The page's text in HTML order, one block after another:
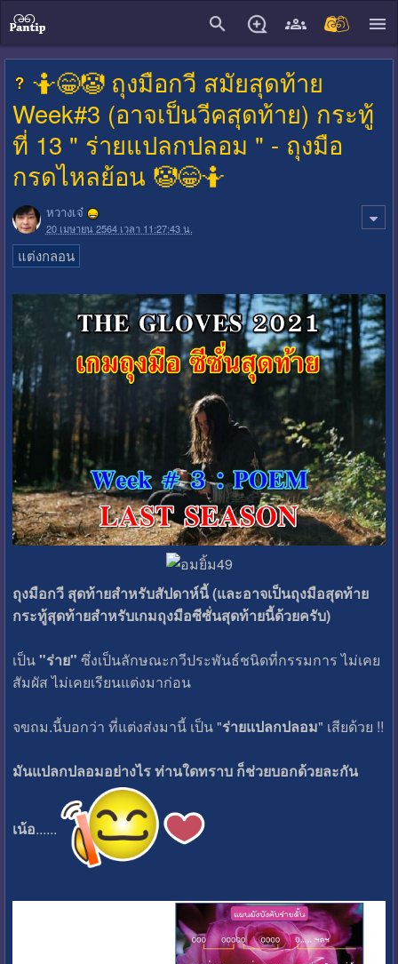
🤷😁🤡 ถุงมือกวี สมัยสุดท้าย
Week#3 (อาจเป็นวีคสุดท้าย) กระทู้
ที่ 13 " ร่ายแปลกปลอม " - ถุงมือ
กรดไหลย้อน 🤡😁🤷
หวางเจ๋
20 เมษายน 2564 เวลา 11:27:43 น.
แต่งกลอน
ถุงมือกวี สุดท้ายสำหรับสัปดาห์นี้ (และอาจเป็นถุงมือสุดท้าย
กระทู้สุดท้ายสำหรับเกมถุงมือซีซั่นสุดท้ายนี้ด้วยครับ)
เป็น"ร่าย" ซึ่งเป็นลักษณะกวีประพันธ์ชนิดที่กรรมการ ไม่เคย
สัมผัส ไม่เคยเรียนแต่งมาก่อน
จขถม.นี้บอกว่า ที่แต่งส่งมานี้ เป็น "ร่ายแปลกปลอม" เสียด้วย !!
มันแปลกปลอมอย่างไร ท่านใดทราบ ก็ช่วยบอกด้วยละกัน
เน้อ......
close